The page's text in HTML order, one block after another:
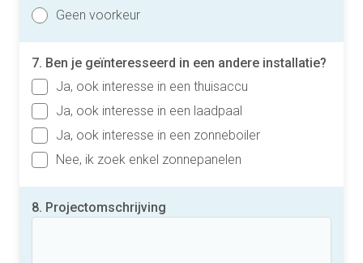
Geen voorkeur
7. Ben je geïnteresseerd in een andere installatie?
Ja, ook interesse in een thuisaccu
Ja, ook interesse in een laadpaal
Ja, ook interesse in een zonneboiler
Nee, ik zoek enkel zonnepanelen
8. Projectomschrijving